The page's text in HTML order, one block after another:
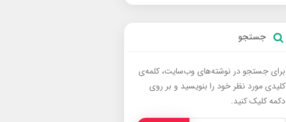
جستجو
برای جستجو در نوشته‌های وب‌سایت، کلمه‌ی
کلیدی مورد نظر خود را بنویسید و بر روی
دکمه کلیک کنید.